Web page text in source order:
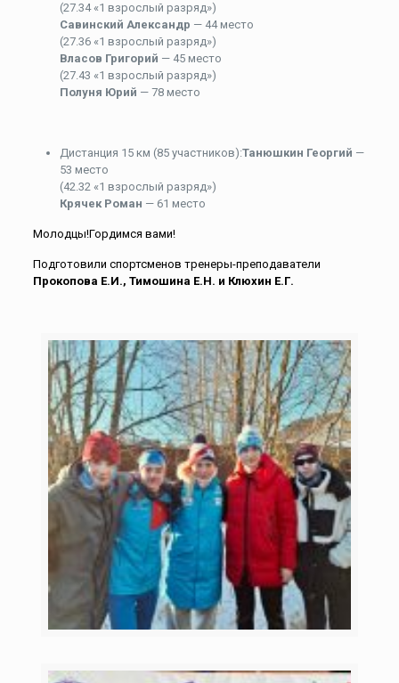
(27.34 «1 взрослый разряд»)
Савинский Александр — 44 место
(27.36 «1 взрослый разряд»)
Власов Григорий — 45 место
(27.43 «1 взрослый разряд»)
Полуня Юрий — 78 место
Дистанция 15 км (85 участников):Танюшкин Георгий —
53 место
(42.32 «1 взрослый разряд»)
Крячек Роман — 61 место
Молодцы!Гордимся вами!
Подготовили спортсменов тренеры-преподаватели
Прокопова Е.И., Тимошина Е.Н. и Клюхин Е.Г.